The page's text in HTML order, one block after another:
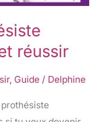
réussir
, Guide / Delphine